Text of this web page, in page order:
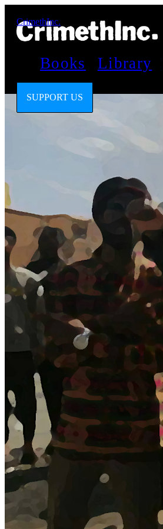
CrimethInc.
Books Library
SUPPORT US